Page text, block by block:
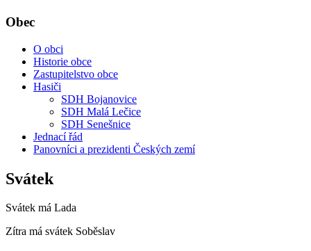
Obec
O obci
Historie obce
Zastupitelstvo obce
Hasiči
SDH Bojanovice
SDH Malá Lečice
SDH Senešnice
Jednací řád
Panovníci a prezidenti Českých zemí
Svátek
Svátek má Lada
Zítra má svátek Soběslav